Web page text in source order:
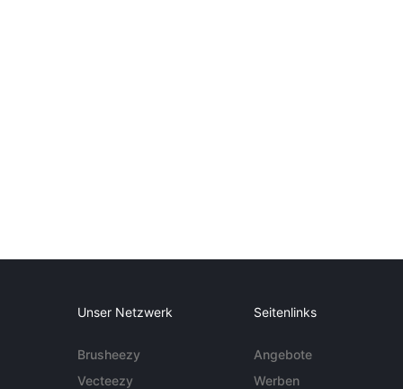
Unser Netzwerk
Brusheezy
Vecteezy
Seitenlinks
Angebote
Werben